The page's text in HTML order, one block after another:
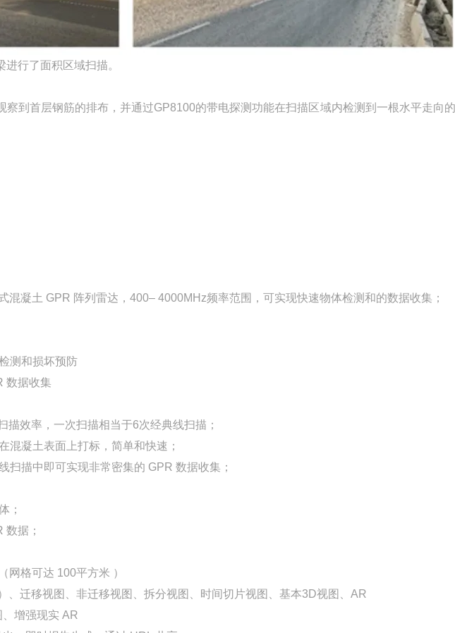
行了面积区域扫描。
察到首层钢筋的排布，并通过GP8100的带电探测功能在扫描区域内检测到一根水平走向
混凝土 GPR 阵列雷达，400– 4000MHz频率范围，可实现快速物体检测和的数据收集；
测和损坏预防
数据收集
效率，一次扫描相当于6次经典线扫描；
混凝土表面上打标，简单和快速；
扫描中即可实现非常密集的 GPR 数据收集；
；
据；
网格可达 100平方米 ）
、迁移视图、非迁移视图、拆分视图、时间切片视图、基本3D视图、AR
增强现实 AR